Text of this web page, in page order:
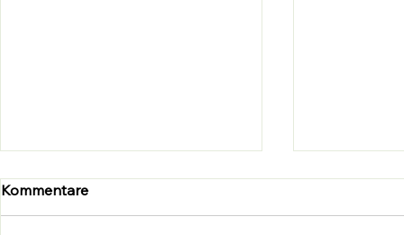
Kommentare